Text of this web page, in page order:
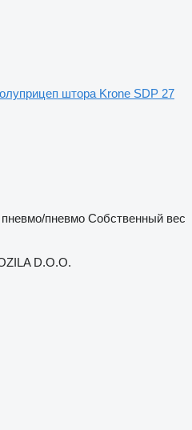
штора Krone SDP 27
пневмо/пневмо Собственный вес
D.O.O.